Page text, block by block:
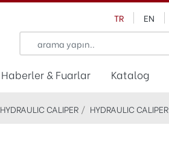
TR EN
Haberler & Fuarlar Katalog
HYDRAULIC CALIPER HYDRAULIC CALIPER